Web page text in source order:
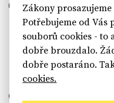
sinfin.digital
Zákony
Potřebujeme od Vás
souborů cookies - to
dobře brouzdalo.
dobře postaráno.
cookies.